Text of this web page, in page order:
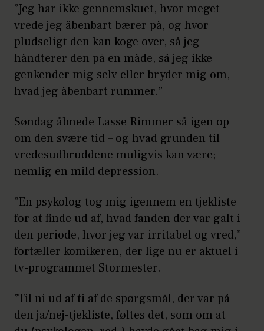
”Jeg har ikke gennemskuet, hvor meget
vrede jeg åbenbart bærer på, og hvor
pludseligt den kan koge over, så jeg
håndterer den på en måde, så jeg ikke
genkender mig selv eller bryder mig om,
hvad jeg åbenbart rummer.”
Søndag åbnede Lasse Rimmer så igen op
om den svære tid – og hvad grunden til
vredesudbruddene muligvis kan være;
nemlig en mild depression.
”En psykolog tog mig igennem en tjekliste
for at finde ud af, hvad fanden der var galt i
den periode, hvor jeg var irritabel og vred,”
fortæller komikeren, der lige nu er aktuel i
tv-programmet Stormester.
”Til ni ud af ti af de spørgsmål, der var på
den ja/nej-tjekliste, føltes det, som om at